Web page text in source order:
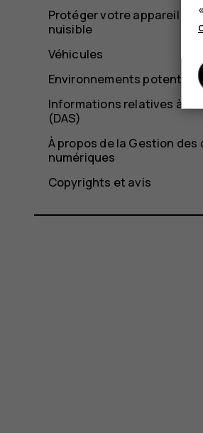
Protéger votre appareil
nuisible
Véhicules
Environnements
Informations relatives à la
(DAS)
À propos de la Gestion des
numériques
Copyrights et avis